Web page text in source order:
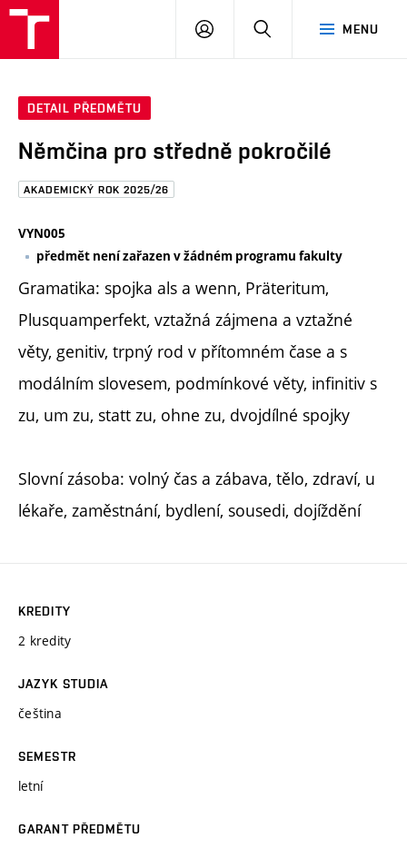
Brno
MENU
PŘIHLÁSIT
DETAIL PŘEDMĚTU
Němčina pro středně pokročilé
AKADEMICKÝ ROK 2025/26
VYN005
předmět není zařazen v žádném programu fakulty
Gramatika: spojka als a wenn, Präteritum,
Plusquamperfekt, vztažná zájmena a vztažné
věty, genitiv, trpný rod v přítomném čase a s
modálním slovesem, podmínkové věty, infinitiv s
zu, um zu, statt zu, ohne zu, dvojdílné spojky
Slovní zásoba: volný čas a zábava, tělo, zdraví, u
lékaře, zaměstnání, bydlení, sousedi, dojíždění
KREDITY
2 kredity
JAZYK STUDIA
čeština
SEMESTR
letní
GARANT PŘEDMĚTU